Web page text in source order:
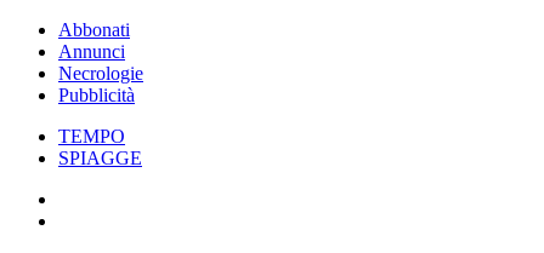
Abbonati
Annunci
Necrologie
Pubblicità
TEMPO
SPIAGGE